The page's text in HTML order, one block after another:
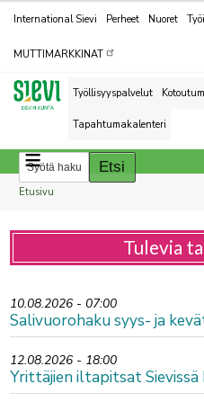
Kohderyhmät
International Sievi Perheet Nuoret
MUTTIMARKKINAT
Työllisyyspalvelut
Tapahtumakalenteri
Breadcrumbs
You
here:
Etusivu
Tulevia
10.08.2026 - 07:00
Salivuorohaku syys- ja
12.08.2026 - 18:00
Yrittäjien iltapitsat Sievissä